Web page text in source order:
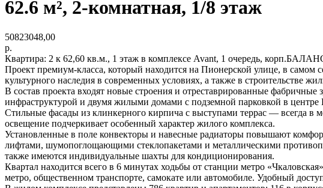
62.6 м², 2-комнатная, 1/8 этаж
50823048,00
р.
Квартира: 2 к 62,60 кв.м., 1 этаж в комплексе Avant, 1 очередь,
Проект премиум-класса, который находится на Пионерской улице, в самом
культурного наследия в современных условиях, а также в строительстве
В состав проекта входят новые строения и отреставрированные
инфраструктурой и двумя жилыми домами с подземной парковкой в центре
Стильные фасады из клинкерного кирпича с выступами террас — всегда в
освещение подчеркивает особенный характер жилого комплекса.
Установленные в поле конвекторы и навесные радиаторы повышают
лифтами, шумопоглощающими стеклопакетами и металлическими
также имеются индивидуальные шахты для кондиционирования.
Квартал находится всего в 6 минутах ходьбы от станции метро
метро, общественном транспорте, самокате или автомобиле. Удобный